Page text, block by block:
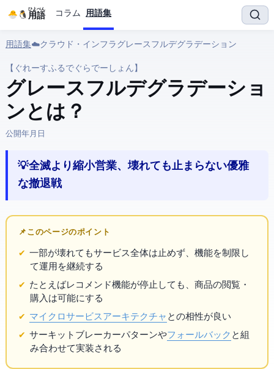
IT用語
ひよぺん コラム 用語集
用語集› ☁️ クラウド・インフラ › グレースフルデグラデーション
【ぐれーすふるでぐらでーしょん】
グレースフルデグラデーショ
ン とは？
公開:2026年3月28日
💡 全滅より縮小営業、壊れても止まらない優雅
な撤退戦
📌 このページのポイント
一部が壊れてもサービス全体は止めず、機能を制限し
て運用を継続する
たとえばレコメンド機能が停止しても、商品の閲覧・
購入は可能にする
マイクロサービスアーキテクチャ との相性が良い
サーキットブレーカーパターンやフォールバック と組
み合わせて実装される